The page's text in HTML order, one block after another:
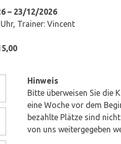
– 23/12/2026
Trainer: Vincent
Hinweis
Bitte überweisen Sie die
eine Woche vor dem
bezahlte Plätze sind
von uns weitergegeben